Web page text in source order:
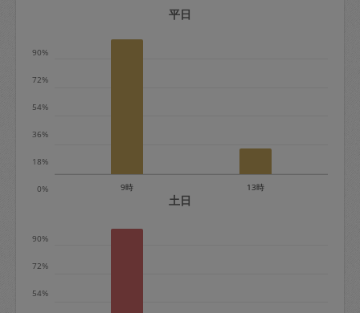
期は月2回まで隔週定期は月1回までキャ
※キャンセル料金の設定について：
平日
0%
18%
36%
54%
72%
90%
9時 13時
土日
54%
72%
90%